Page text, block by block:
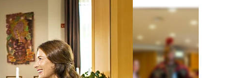
Program Bodimo fit